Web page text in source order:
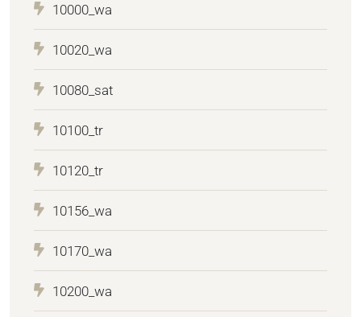
10000_wa
10020_wa
10080_sat
10100_tr
10120_tr
10156_wa
10170_wa
10200_wa